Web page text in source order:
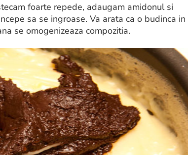
foarte repede, adaugam amidonul si
sa se ingroase. Va arata ca o budinca in
se omogenizeaza compozitia.